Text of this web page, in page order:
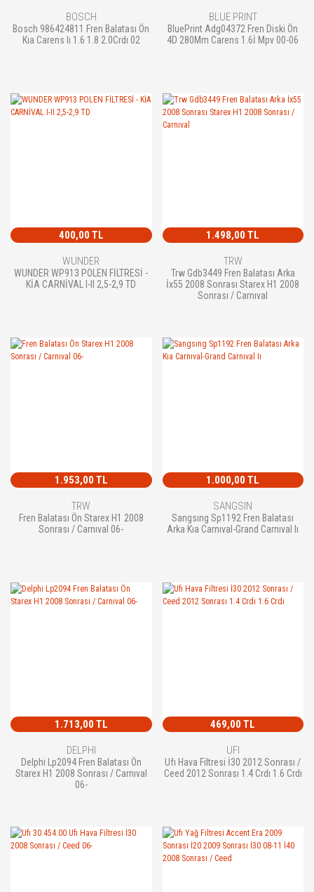
BOSCH
Bosch 986424811 Fren Balatası Ön
Kıa Carens Iı 1.6 1.8 2.0Crdı 02
BLUE PRINT
BluePrint Adg04372 Fren Diski Ön
4D 280Mm Carens 1.6İ Mpv 00-06
400,00 TL
WUNDER
WUNDER WP913 POLEN FİLTRESİ -
KİA CARNİVAL I-II 2,5-2,9 TD
1.498,00 TL
TRW
Trw Gdb3449 Fren Balatası Arka
İx55 2008 Sonrası Starex H1 2008
Sonrası / Carnıval
1.953,00 TL
TRW
Fren Balatası Ön Starex H1 2008
Sonrası / Carnıval 06-
1.000,00 TL
SANGSIN
Sangsıng Sp1192 Fren Balatası
Arka Kıa Carnıval-Grand Carnıval Iı
1.713,00 TL
DELPHI
Delphi Lp2094 Fren Balatası Ön
Starex H1 2008 Sonrası / Carnıval
06-
469,00 TL
UFI
Ufı Hava Filtresi İ30 2012 Sonrası /
Ceed 2012 Sonrası 1.4 Crdı 1.6 Crdı